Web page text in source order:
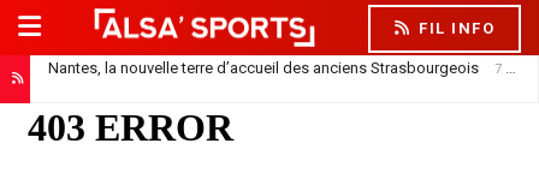
FIL INFO
Nantes, la nouvelle terre d’accueil des anciens Strasbourgeois 7 août 2026